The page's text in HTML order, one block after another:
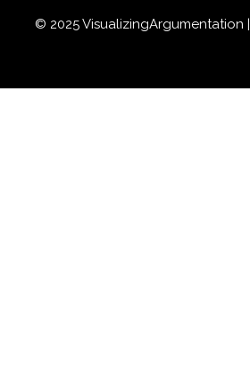
© 2025 VisualizingArgumentation |